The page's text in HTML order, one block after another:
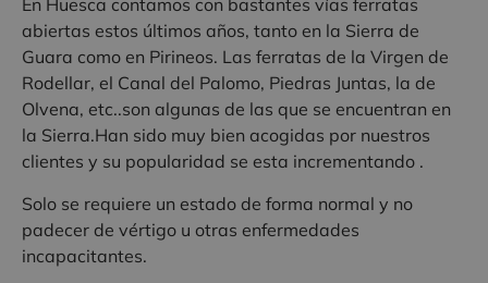
En Huesca contamos con bastantes vías ferratas
abiertas estos últimos años, tanto en la Sierra de
Guara como en Pirineos. Las ferratas de la Virgen de
Rodellar, el Canal del Palomo, Piedras Juntas, la de
Olvena, etc..son algunas de las que se encuentran en
la Sierra.Han sido muy bien acogidas por nuestros
clientes y su popularidad se esta incrementando .
Solo se requiere un estado de forma normal y no
padecer de vértigo u otras enfermedades
incapacitantes.